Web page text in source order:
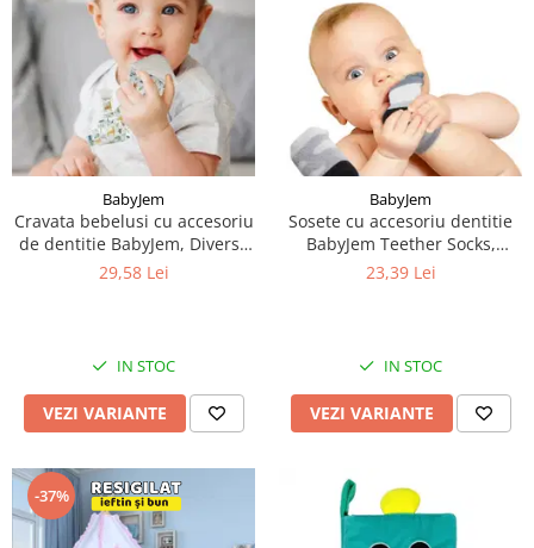
BabyJem
Cravata bebelusi cu accesoriu
de dentitie BabyJem, Diverse
culori
29,58 Lei
IN STOC
VEZI VARIANTE
BabyJem
Sosete cu accesoriu dentitie
BabyJem Teether Socks,
Diverse culori
23,39 Lei
IN STOC
VEZI VARIANTE
-37%